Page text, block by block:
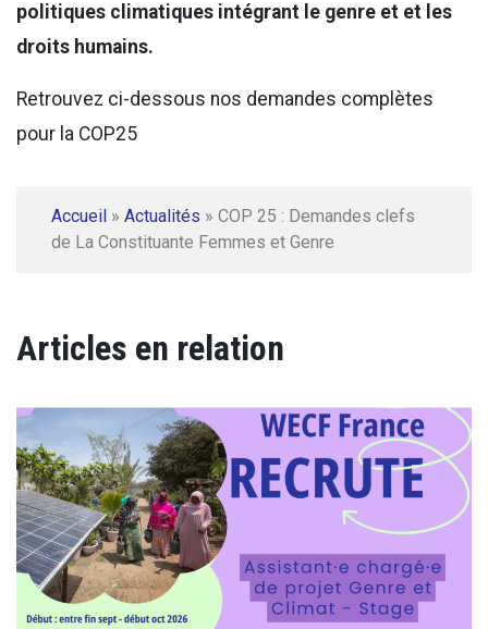
politiques climatiques intégrant le genre et et les
droits humains.
Retrouvez ci-dessous nos demandes complètes
pour la COP25
Accueil » Actualités » COP 25 : Demandes clefs
de La Constituante Femmes et Genre
Articles en relation